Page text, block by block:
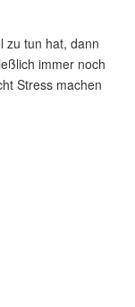
zu tun hat, dann
immer noch
Stress machen